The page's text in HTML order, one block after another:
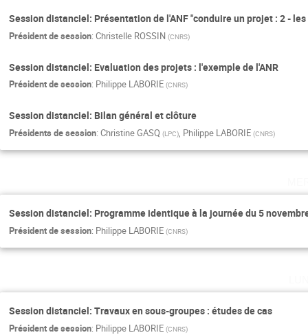
Session distanciel: Présentation de l'ANF "conduire un projet : 2 -
Président de session: Christelle ROSSIN (CNRS)
Session distanciel: Evaluation des projets : l'exemple de l'ANR
Président de session: Philippe LABORIE (CNRS)
Session distanciel: Bilan général et clôture
Présidents de session: Christine GASQ (LPC), Philippe LABORIE (CNRS)
Session distanciel: Programme identique à la journée du 5
Président de session: Philippe LABORIE (CNRS)
Session distanciel: Travaux en sous-groupes : études de cas
Président de session: Philippe LABORIE (CNRS)